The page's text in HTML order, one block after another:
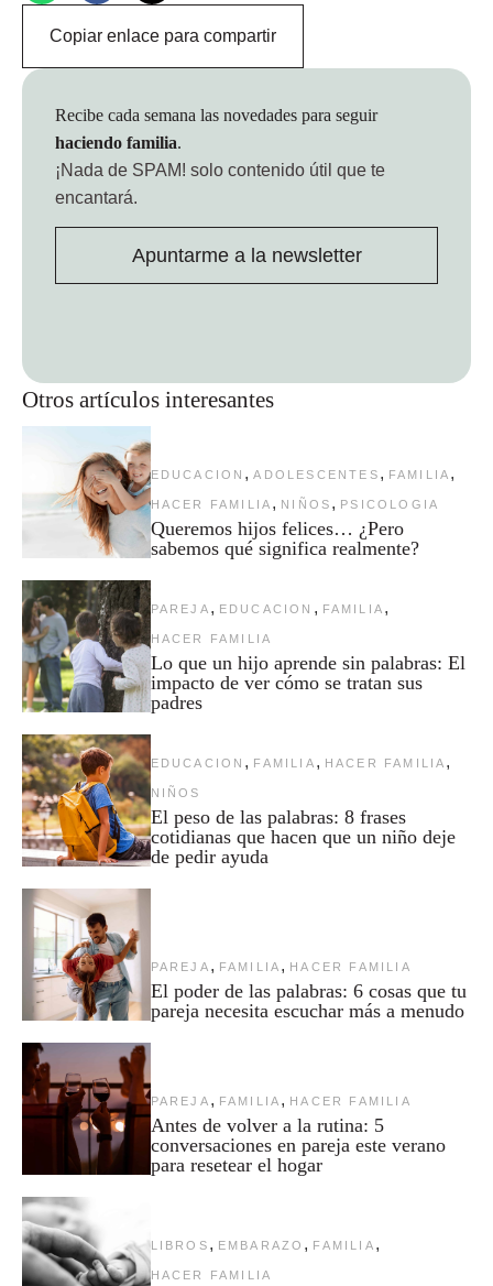
Copiar enlace para compartir
Otros artículos interesantes
EDUCACION , ADOLESCENTES , FAMILIA ,
HACER FAMILIA , NIÑOS , PSICOLOGIA
Queremos hijos felices… ¿Pero
sabemos qué significa realmente?
PAREJA , EDUCACION , FAMILIA ,
HACER FAMILIA
Lo que un hijo aprende sin palabras: El
impacto de ver cómo se tratan sus
padres
EDUCACION , FAMILIA , HACER FAMILIA ,
NIÑOS
El peso de las palabras: 8 frases
cotidianas que hacen que un niño deje
de pedir ayuda
PAREJA , FAMILIA , HACER FAMILIA
El poder de las palabras: 6 cosas que tu
pareja necesita escuchar más a menudo
PAREJA , FAMILIA , HACER FAMILIA
Antes de volver a la rutina: 5
conversaciones en pareja este verano
para resetear el hogar
LIBROS , EMBARAZO , FAMILIA ,
HACER FAMILIA
Recibe cada semana las novedades para seguir
haciendo familia.
¡Nada de SPAM! solo contenido útil que te
encantará.
Apuntarme a la newsletter